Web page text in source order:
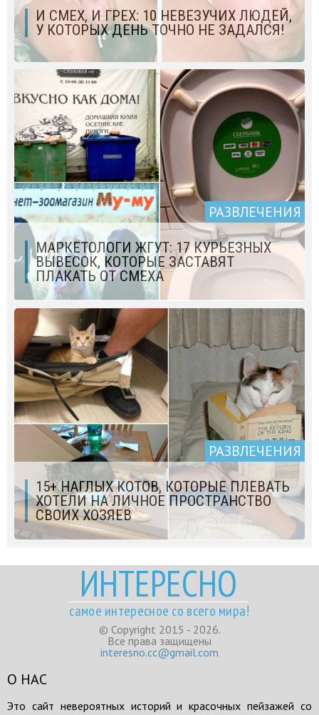
И СМЕХ, И ГРЕХ: 10 НЕВЕЗУЧИХ ЛЮДЕЙ,
У КОТОРЫХ ДЕНЬ ТОЧНО НЕ ЗАДАЛСЯ!
РАЗВЛЕЧЕНИЯ
МАРКЕТОЛОГИ ЖГУТ: 17 КУРЬЕЗНЫХ
ВЫВЕСОК, КОТОРЫЕ ЗАСТАВЯТ
ПЛАКАТЬ ОТ СМЕХА
РАЗВЛЕЧЕНИЯ
15+ НАГЛЫХ КОТОВ, КОТОРЫЕ ПЛЕВАТЬ
ХОТЕЛИ НА ЛИЧНОЕ ПРОСТРАНСТВО
СВОИХ ХОЗЯЕВ
ИНТЕРЕСНО
самое интересное со всего мира!
© Copyright 2015 - 2026.
Все права защищены
interesno.cc@gmail.com
О НАС
Это сайт невероятных историй и красочных пейзажей со